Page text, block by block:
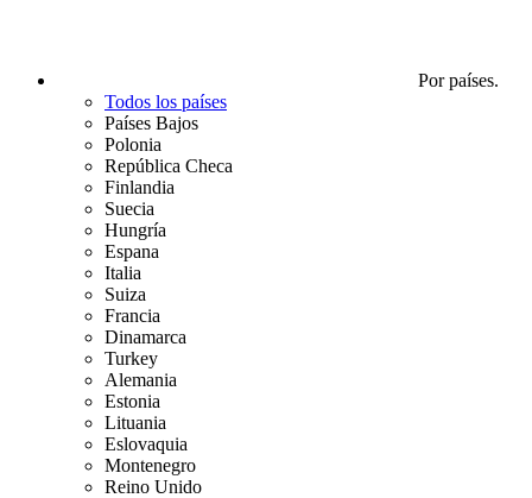
Por países.
Todos los países
Países Bajos
Polonia
República Checa
Finlandia
Suecia
Hungría
Espana
Italia
Suiza
Francia
Dinamarca
Turkey
Alemania
Estonia
Lituania
Eslovaquia
Montenegro
Reino Unido